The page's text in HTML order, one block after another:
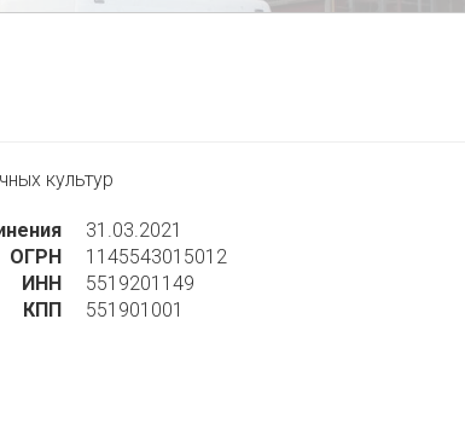
культур
31.03.2021
ОГРН
1145543015012
ИНН
5519201149
КПП
551901001